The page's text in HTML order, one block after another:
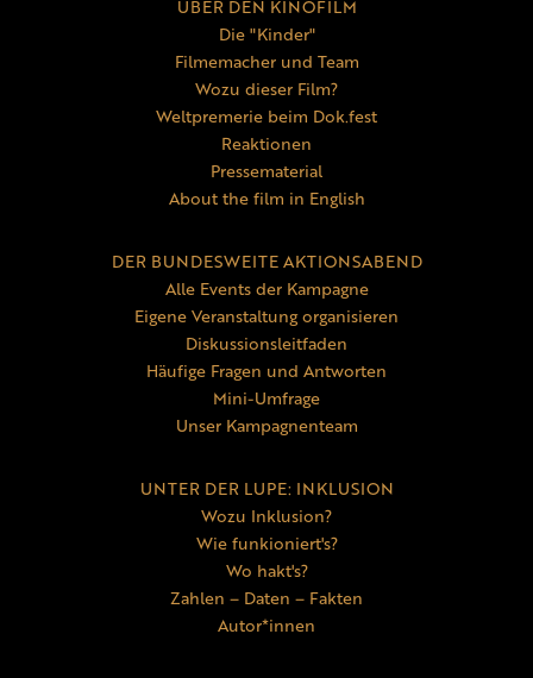
ÜBER DEN KINOFILM
Die "Kinder"
Filmemacher und Team
Wozu dieser Film?
Weltpremerie beim Dok.fest
Reaktionen
Pressematerial
About the film in English
DER BUNDESWEITE AKTIONSABEND
Alle Events der Kampagne
Eigene Veranstaltung organisieren
Diskussionsleitfaden
Häufige Fragen und Antworten
Mini-Umfrage
Unser Kampagnenteam
UNTER DER LUPE: INKLUSION
Wozu Inklusion?
Wie funkioniert's?
Wo hakt's?
Zahlen – Daten – Fakten
Autor*innen